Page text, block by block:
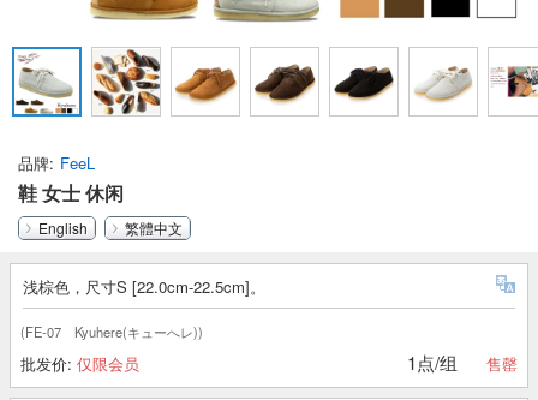
品牌 FeeL
鞋 女士 休闲
English 繁體中文
浅棕色，尺寸S [22.0cm-22.5cm]。
(FE-07 Kyuhere(キューへレ))
批发价: 仅限会员 1点/组 售罄